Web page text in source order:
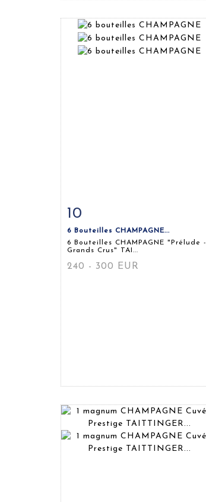
Fiche détaillée
10
6 Bouteilles CHAMPAGNE...
6 Bouteilles CHAMPAGNE "Prélude -
Grands Crus" TAI...
240 - 300 EUR